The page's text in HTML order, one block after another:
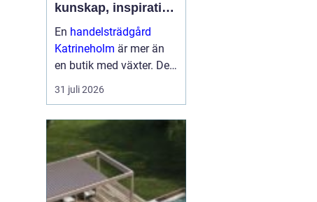
kunskap, inspiration
och odlarglädje
En handelsträdgård
Katrineholm är mer än
en butik med växter. Den
fungerar som en
mötesplats för
skapa trivsel...
31 juli 2026